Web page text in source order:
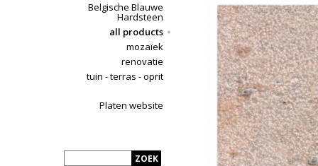
Belgische Blauwe
Hardsteen
all products
mozaïek
renovatie
tuin - terras - oprit
Platen website